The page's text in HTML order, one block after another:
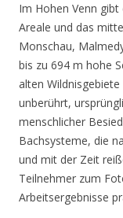
Im Hohen Venn
Areale und das
Monschau,
bis zu 694 m hohe
alten
unberührt,
menschlicher
Bachsysteme, die
und mit der Zeit
Teilnehmer zum
Arbeitsergebnisse